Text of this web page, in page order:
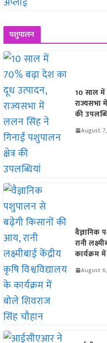
पशुपालन
10 साल में
राज्यसभा
की
August
वैज्ञानिक
रानी
कार्यक्रम
August